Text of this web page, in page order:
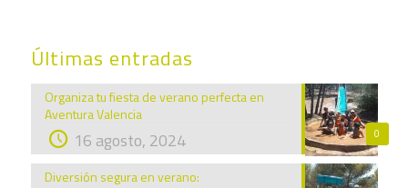
Últimas entradas
0
Organiza tu fiesta de verano perfecta en
Aventura Valencia
16 agosto, 2024
Diversión segura en verano: